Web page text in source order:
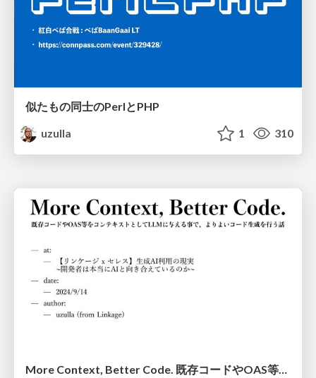
似たもの同士のPerlとPHP
uzulla
1 310
More Context, Better Code. 既存コードやOAS等をコンテキストとしてLLMに与える事で、よりよいコード生成を行う話